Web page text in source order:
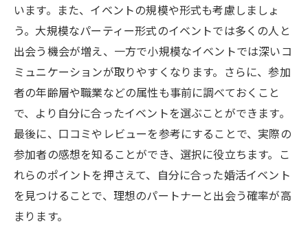
います。また、イベントの規模や形式も考慮しましょ
う。大規模なパーティー形式のイベントでは多くの人と
出会う機会が増え、一方で小規模なイベントでは深いコ
ミュニケーションが取りやすくなります。さらに、参加
者の年齢層や職業などの属性も事前に調べておくこと
で、より自分に合ったイベントを選ぶことができます。
最後に、口コミやレビューを参考にすることで、実際の
参加者の感想を知ることができ、選択に役立ちます。こ
れらのポイントを押さえて、自分に合った婚活イベント
を見つけることで、理想のパートナーと出会う確率が高
まります。